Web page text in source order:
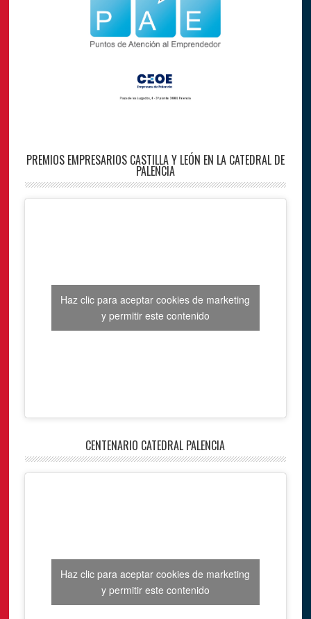
PREMIOS EMPRESARIOS CASTILLA Y LEÓN EN LA CATEDRAL DE
PALENCIA
Haz clic para aceptar cookies de marketing
y permitir este contenido
CENTENARIO CATEDRAL PALENCIA
Haz clic para aceptar cookies de marketing
y permitir este contenido